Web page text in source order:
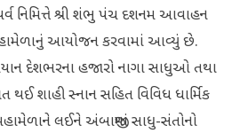
નિમિત્તે શ્રી શંભુ પંચ દશનમ આવાહન
આયોજન કરવામાં આવ્યું છે.
દેશભરના હજારો નાગા સાધુઓ તથા
થઈ શાહી સ્નાન સહિત વિવિધ ધાર્મિક
લઈને અંબાજીમાં સાધુ-સંતોનો